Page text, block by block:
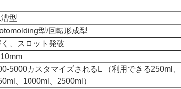
漕型
型/回転形成型
く、スロット発破
5000カスタマイズされるL （利用できる250ml、
、1000ml、2500ml）